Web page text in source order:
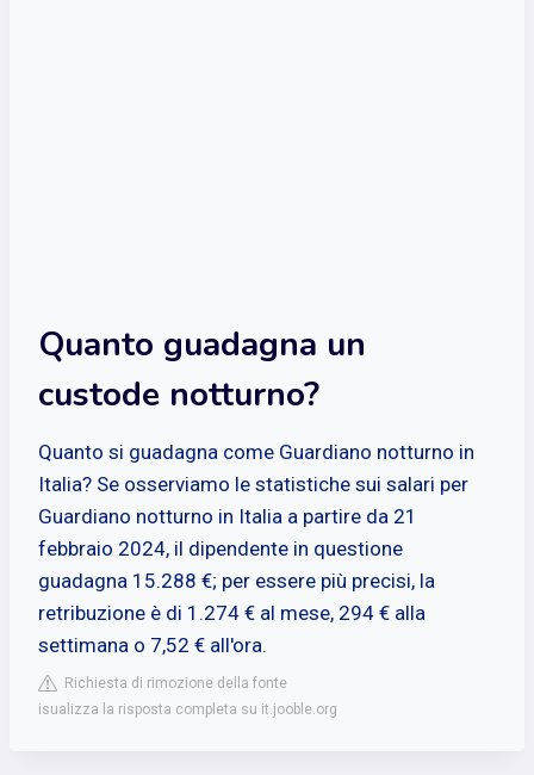
Quanto guadagna un
custode notturno?
Quanto si guadagna come Guardiano notturno in
Italia? Se osserviamo le statistiche sui salari per
Guardiano notturno in Italia a partire da 21
febbraio 2024, il dipendente in questione
guadagna 15.288 €; per essere più precisi, la
retribuzione è di 1.274 € al mese, 294 € alla
settimana o 7,52 € all'ora.
Richiesta di rimozione della fonte
isualizza la risposta completa su it.jooble.org